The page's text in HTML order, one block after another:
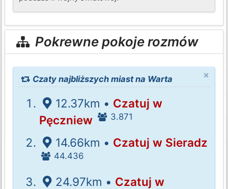
Pokrewne pokoje rozmów
×
Czaty najbliższych miast na Warta
12.37km • Czatuj w
Pęczniew
3.871
14.66km • Czatuj w Sieradz
44.436
24.97km • Czatuj w